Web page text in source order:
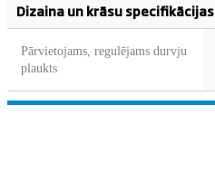
Dizaina un krāsu specifikācijas
Pārvietojams, regulējams durvju
plaukts